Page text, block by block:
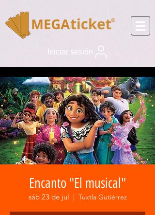
Iniciar sesión
Encanto "El musical"
sáb 23 de jul
  |
Tuxtla Gutiérrez